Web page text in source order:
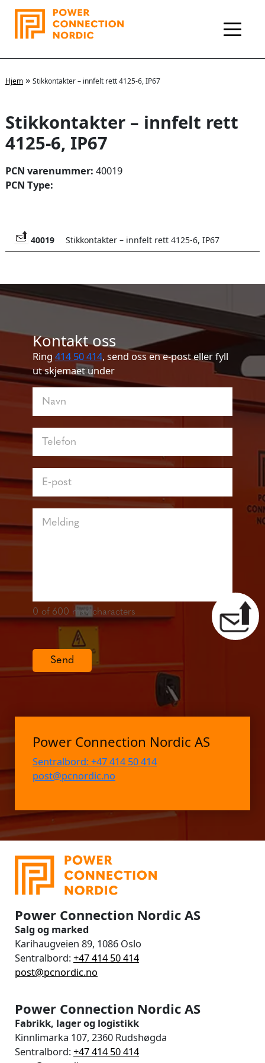
Hopp
Hjem» Stikkontakter – innfelt rett 4125-6, IP67
Stikkontakter – innfelt rett
4125-6, IP67
PCN varenummer: 40019
PCN Type:
40019 Stikkontakter – innfelt rett 4125-6, IP67
Kontakt oss
Ring 414 50 414, send oss en e-post eller fyll
ut skjemaet under
Kontakt
oss
0 of 600 max characters
Send
Power Connection Nordic AS
Sentralbord: +47 414 50 414
post@pcnordic.no
Power Connection Nordic AS
Salg og marked
Karihaugveien 89, 1086 Oslo
Sentralbord:+47 414 50 414
post@pcnordic.no
Power Connection Nordic AS
Fabrikk, lager og logistikk
Kinnlimarka 107, 2360 Rudshøgda
Sentralbord:+47 414 50 414